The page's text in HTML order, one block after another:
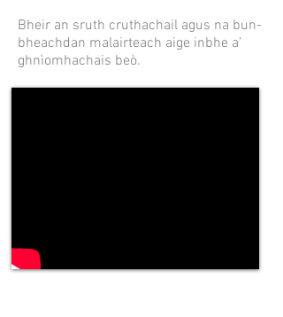
Bheir an sruth cruthachail agus na bun-
bheachdan malairteach aige inbhe a’
ghnìomhachais beò.